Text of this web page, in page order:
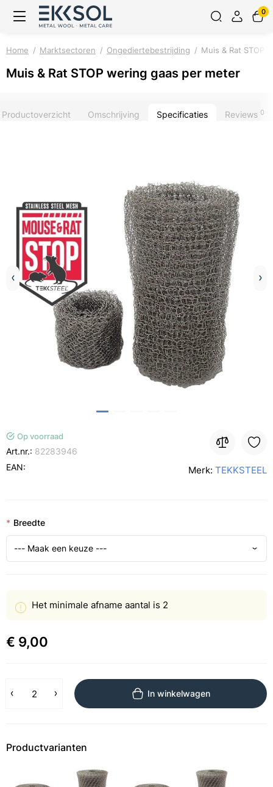
0
Home Marktsectoren Ongediertebestrijding Muis & Rat STOP
Muis & Rat STOP wering gaas per meter
Productoverzicht Omschrijving Specificaties Reviews 0
Op voorraad
Art.nr.: 82283946
EAN:
Merk: TEKKSTEEL
Breedte
Het minimale afname aantal is 2
€ 9,00
In winkelwagen
Productvarianten